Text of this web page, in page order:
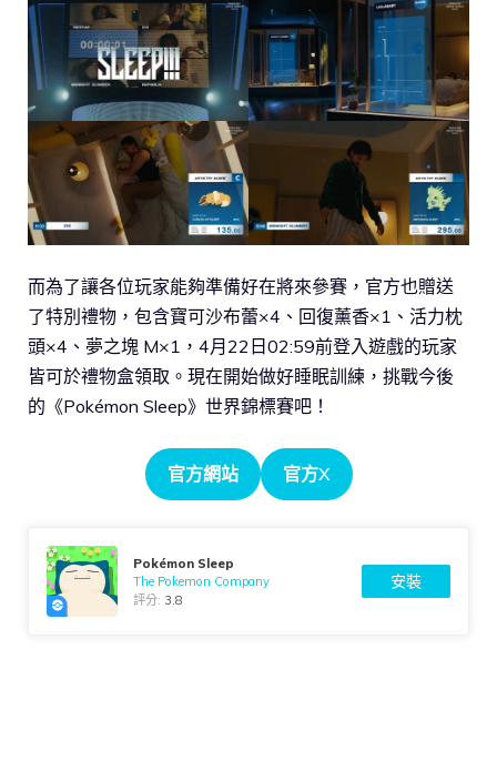
而為了讓各位玩家能夠準備好在將來參賽，官方也贈送
了特別禮物，包含寶可沙布蕾×4、回復薰香×1、活力枕
頭×4、夢之塊 M×1，4月22日02:59前登入遊戲的玩家
皆可於禮物盒領取。現在開始做好睡眠訓練，挑戰今後
的《Pokémon Sleep》世界錦標賽吧！
官方網站 官方X
Pokémon Sleep
The Pokemon Company
評分: 3.8
安裝